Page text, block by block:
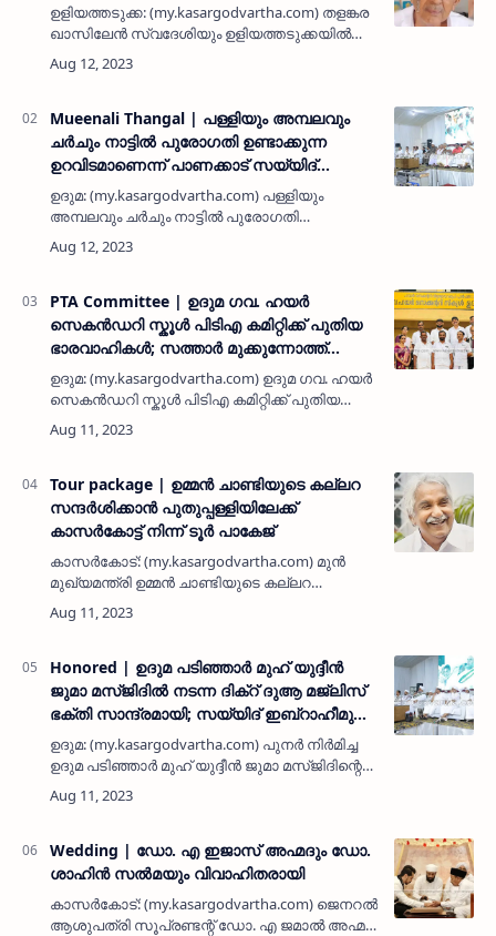
ഉളിയത്തടുക്ക: (my.kasargodvartha.com) തളങ്കര
ഖാസിലേന്‍ സ്വദേശിയും ഉളിയത്തടുക്കയില്‍
നിര്യാതനായി. കുറേ വര്‍ഷം ഇസ്സത്
Mueenali Thangal | പള്ളിയും അമ്പലവും
ചര്‍ചും നാട്ടില്‍ പുരോഗതി ഉണ്ടാക്കുന്ന
ഉറവിടമാണെന്ന് പാണക്കാട് സയ്യിദ്
മുഈനലി ശിഹാബ് തങ്ങള്‍; ഉദുമ പടിഞ്ഞാര്‍
മുഹ് യുദ്ദീന്‍ ജുമാ മസ്ജിദില്‍ സംഘടിപ്പിച്ച
ഉദുമ: (my.kasargodvartha.com) പള്ളിയും
അമ്പലവും ചര്‍ചും നാട്ടില്‍ പുരോഗതി
സയ്യിദ് മുഈനലി ശിഹാബ് തങ്ങള്‍ പറഞ്ഞു.
PTA Committee | ഉദുമ ഗവ. ഹയർ
സെകൻഡറി സ്കൂൾ പിടിഎ കമിറ്റിക്ക് പുതിയ
ഭാരവാഹികൾ; സത്താർ മുക്കുന്നോത്ത്
പ്രസിഡൻ്റ്, ചന്ദ്രൻ നാലാം വാതുക്കൽ
വൈസ് പ്രസിഡൻ്റ്
ഉദുമ: (my.kasargodvartha.com) ഉദുമ ഗവ. ഹയർ
സെകൻഡറി സ്കൂൾ പിടിഎ കമിറ്റിക്ക് പുതിയ
ശക്തമായ മത്സരത്തിനൊടുവിലാണ്
Tour package | ഉമ്മന്‍ ചാണ്ടിയുടെ കല്ലറ
സന്ദര്‍ശിക്കാന്‍ പുതുപ്പള്ളിയിലേക്ക്
കാസര്‍കോട്ട് നിന്ന് ടൂര്‍ പാകേജ്
കാസര്‍കോട്: (my.kasargodvartha.com) മുന്‍
മുഖ്യമന്ത്രി ഉമ്മന്‍ ചാണ്ടിയുടെ കല്ലറ
പള്ളിയിലേക്ക് കാസര്‍കോട്ട് നിന്ന് ടൂര്‍ പാകേജ്.
Honored | ഉദുമ പടിഞ്ഞാര്‍ മുഹ് യുദ്ദീന്‍
ജുമാ മസ്ജിദില്‍ നടന്ന ദിക്‌റ് ദുആ മജ്ലിസ്
ഭക്തി സാന്ദ്രമായി; സയ്യിദ് ഇബ്‌റാഹീമുല്‍
ഖലീലുല്‍ തങ്ങള്‍ നേതൃത്വം നല്‍കി;
പ്രവാസികള്‍ക്ക് ജമാഅത് കമിറ്റിയുടെ
ഉദുമ: (my.kasargodvartha.com) പുനര്‍ നിര്‍മിച്ച
ഉദുമ പടിഞ്ഞാര്‍ മുഹ് യുദ്ദീന്‍ ജുമാ മസ്ജിദിന്റെ
നടന്ന ദിക്‌റ് ദുആ മജ്ലിസ് ഭക്തി സാന്ദ്രമാ…
Wedding | ഡോ. എ ഇജാസ് അഹ്മദും ഡോ.
ശാഹിന്‍ സല്‍മയും വിവാഹിതരായി
കാസര്‍കോട്: (my.kasargodvartha.com) ജെനറല്‍
ആശുപത്രി സൂപ്രണ്ടന്റ് ഡോ. എ ജമാല്‍ അഹ്മദ്